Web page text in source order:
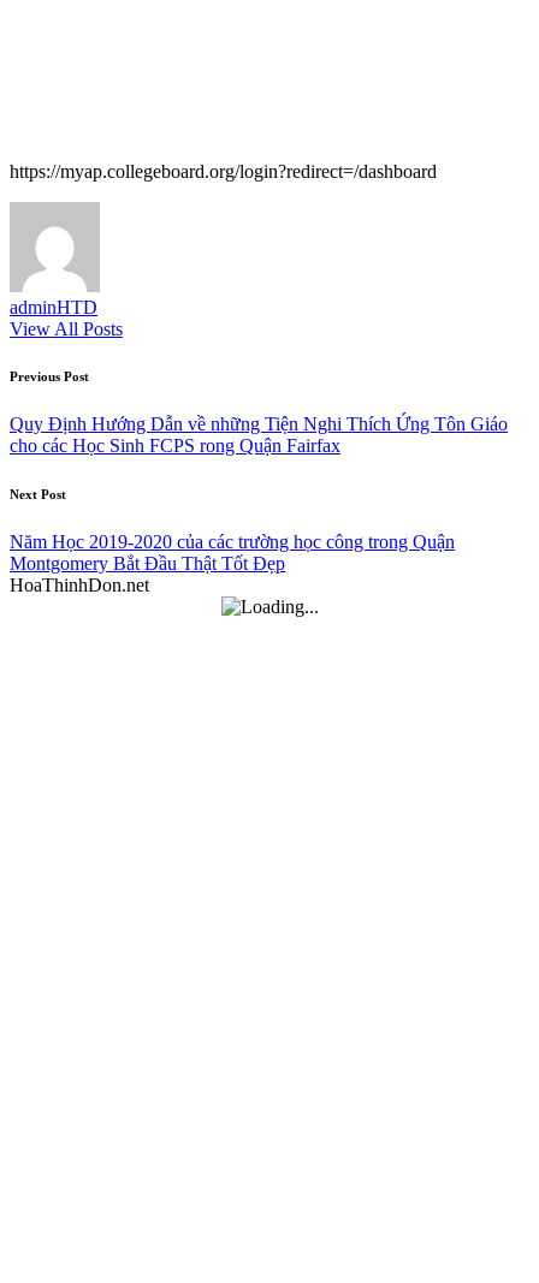
https://myap.collegeboard.org/login?redirect=/dashboard
adminHTD
View All Posts
Post
navigation
Previous Post
Quy Định Hướng Dẫn về những Tiện Nghi Thích Ứng Tôn Giáo
cho các Học Sinh FCPS rong Quận Fairfax
Next Post
Năm Học 2019-2020 của các trường học công trong Quận
Montgomery Bắt Đầu Thật Tốt Đẹp
HoaThinhDon.net